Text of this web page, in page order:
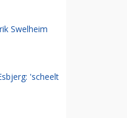
Swelheim
'scheelt